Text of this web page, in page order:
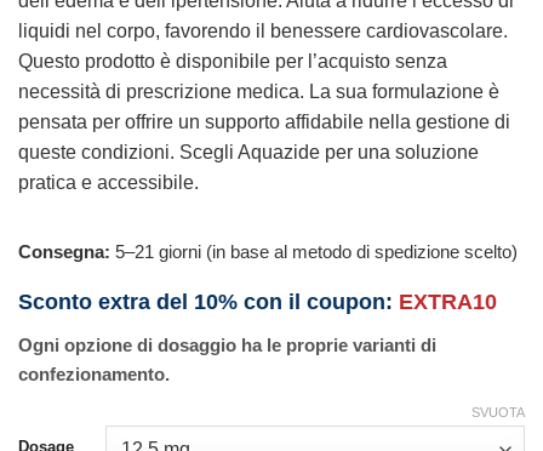
liquidi nel corpo, favorendo il benessere cardiovascolare.
Questo prodotto è disponibile per l’acquisto senza
necessità di prescrizione medica. La sua formulazione è
pensata per offrire un supporto affidabile nella gestione di
queste condizioni. Scegli Aquazide per una soluzione
pratica e accessibile.
Consegna: 5–21 giorni (in base al metodo di spedizione scelto)
Sconto extra del 10% con il coupon: EXTRA10
Ogni opzione di dosaggio ha le proprie varianti di
confezionamento.
Dosage
SVUOTA